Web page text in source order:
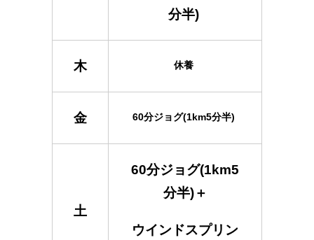
分半)
木 休養
金 60分ジョグ(1km5分半)
土
60分ジョグ(1km5
分半)＋
ウインドスプリン